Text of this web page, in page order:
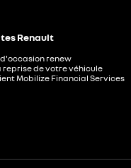
Renault
renew
reprise de votre véhicule
Mobilize Financial Services